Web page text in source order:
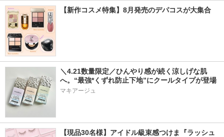
【新作コスメ特集】8月発売のデパコスが大集合
＼4.21数量限定／ひんやり感が続く涼しげな肌
へ。“最強*くずれ防止下地”にクールタイプが登場
マキアージュ
【現品30名様】アイドル級束感つけま『ラッシュ